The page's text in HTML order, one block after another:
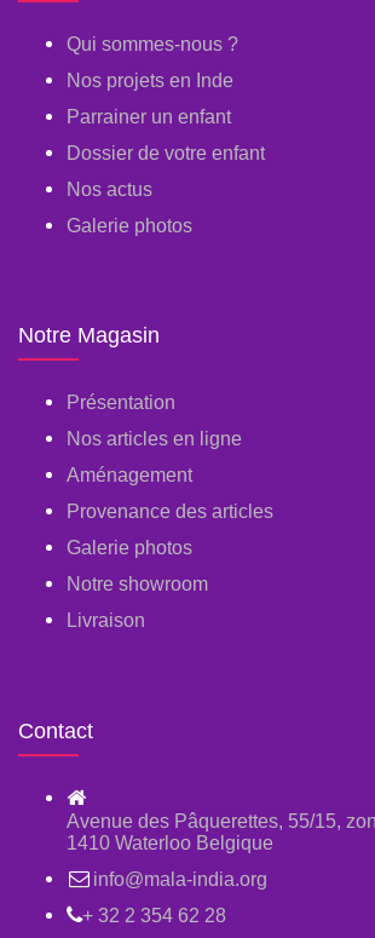
Qui sommes-nous ?
Nos projets en Inde
Parrainer un enfant
Dossier de votre enfant
Nos actus
Galerie photos
Notre Magasin
Présentation
Nos articles en ligne
Aménagement
Provenance des articles
Galerie photos
Notre showroom
Livraison
Contact
Avenue des Pâquerettes, 55/15,
1410 Waterloo Belgique
info@mala-india.org
+ 32 2 354 62 28